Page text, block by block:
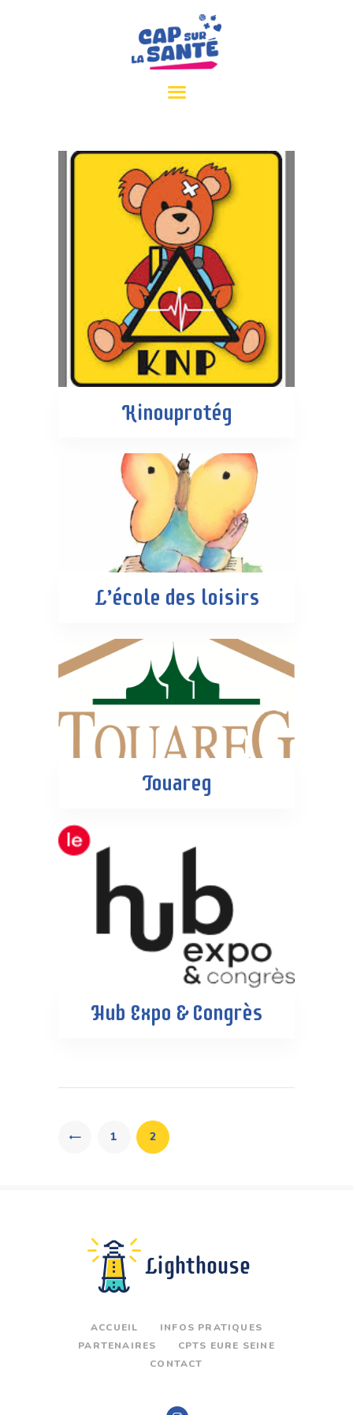
PARTENAIRES
CPTS EURE SEINE
CONTACT
Kinouprotég
L’école des loisirs
Touareg
Hub Expo & Congrès
publications
PAGE
1 PAGE
2
ACCUEIL
INFOS PRATIQUES
PARTENAIRES
CPTS EURE SEINE
CONTACT